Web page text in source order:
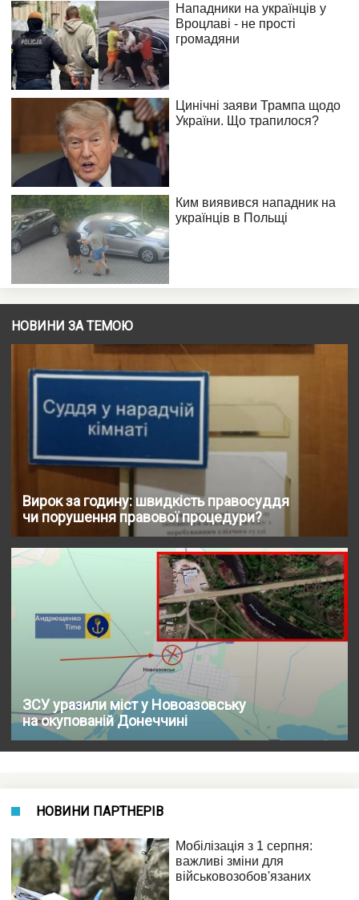
НОВИНИ ЗА ТЕМОЮ
Вирок за годину: швидкість правосуддя
чи порушення правової процедури?
ЗСУ уразили міст у Новоазовську
на окупованій Донеччині
НОВИНИ ПАРТНЕРІВ